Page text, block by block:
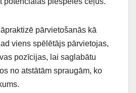
pārvietošanās kā
viens spēlētājs pārvietojas,
pozīcijas, lai saglabātu
no atstātām spraugām, ko